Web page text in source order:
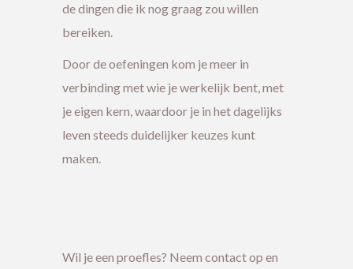
de dingen die ik nog graag zou willen
bereiken.
Door de oefeningen kom je meer in
verbinding met wie je werkelijk bent, met
je eigen kern, waardoor je in het dagelijks
leven steeds duidelijker keuzes kunt
maken.
Wil je een proefles? Neem contact op en